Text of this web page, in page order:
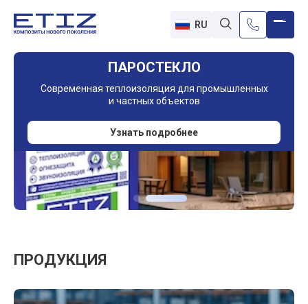
RU
ПАРОСТЕКЛО
Современная теплоизоляция для промышленных
и частных объектов
Узнать подробнее
ПРОДУКЦИЯ